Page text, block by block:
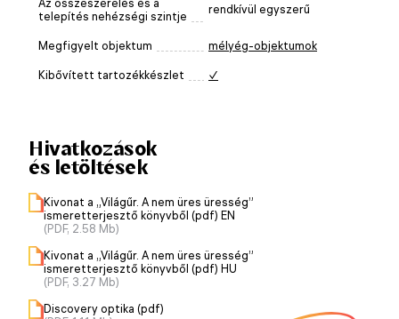
Az összeszerelés és a
telepítés nehézségi szintje
rendkívül egyszerű
Megfigyelt objektum mélyég-objektumok
Kibővített tartozékkészlet ✓
Hivatkozások
és letöltések
Kivonat a „Világűr. A nem üres üresség”
ismeretterjesztő könyvből (pdf) EN
(PDF, 2.58 Mb)
Kivonat a „Világűr. A nem üres üresség”
ismeretterjesztő könyvből (pdf) HU
(PDF, 3.27 Mb)
Discovery optika (pdf)